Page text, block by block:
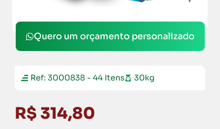
Quero um orçamento personalizado
Ref: 3000838 - 44 Itens 30kg
R$ 314,80